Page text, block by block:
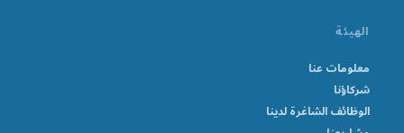
الهيئة
معلومات عنا
شركاؤنا
الوظائف الشاغرة لدينا